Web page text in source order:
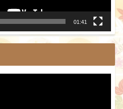
01:41